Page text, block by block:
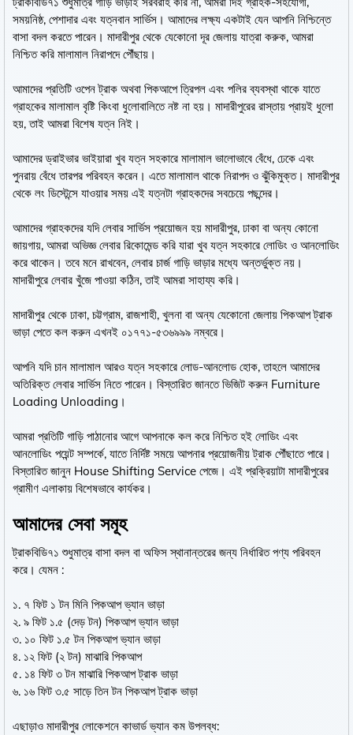
সময়নিষ্ঠ, পেশাদার এবং যত্নবান সার্ভিস। আমাদের লক্ষ্য একটাই যেন আপনি নিশ্চিন্তে
বাসা বদল করতে পারেন। মাদারীপুর থেকে যেকোনো দূর জেলায় যাত্রা করুক, আমরা
নিশ্চিত করি মালামাল নিরাপদে পৌঁছায়।
আমাদের প্রতিটি ওপেন ট্রাক অথবা পিকআপে ত্রিপল এবং পলির ব্যবস্থা থাকে যাতে
গ্রাহকের মালামাল বৃষ্টি কিংবা ধুলোবালিতে নষ্ট না হয়। মাদারীপুরের রাস্তায় প্রায়ই ধুলো
হয়, তাই আমরা বিশেষ যত্ন নিই।
আমাদের ড্রাইভার ভাইয়ারা খুব যত্ন সহকারে মালামাল ভালোভাবে বেঁধে, ঢেকে এবং
পুনরায় বেঁধে তারপর পরিবহন করেন। এতে মালামাল থাকে নিরাপদ ও ঝুঁকিমুক্ত। মাদারীপুর
থেকে লং ডিস্টেন্সে যাওয়ার সময় এই যত্নটা গ্রাহকদের সবচেয়ে পছন্দের।
আমাদের গ্রাহকদের যদি লেবার সার্ভিস প্রয়োজন হয় মাদারীপুর, ঢাকা বা অন্য কোনো
জায়গায়, আমরা অভিজ্ঞ লেবার রিকোমেন্ড করি যারা খুব যত্ন সহকারে লোডিং ও আনলোডিং
করে থাকেন। তবে মনে রাখবেন, লেবার চার্জ গাড়ি ভাড়ার মধ্যে অন্তর্ভুক্ত নয়।
মাদারীপুরে লেবার খুঁজে পাওয়া কঠিন, তাই আমরা সাহায্য করি।
মাদারীপুর থেকে ঢাকা, চট্টগ্রাম, রাজশাহী, খুলনা বা অন্য যেকোনো জেলায় পিকআপ ট্রাক
ভাড়া পেতে কল করুন এখনই ০১৭৭১-৫৩৬৯৯৯ নম্বরে।
আপনি যদি চান মালামাল আরও যত্ন সহকারে লোড-আনলোড হোক, তাহলে আমাদের
অতিরিক্ত লেবার সার্ভিস নিতে পারেন। বিস্তারিত জানতে ভিজিট করুন Furniture
Loading Unloading।
আমরা প্রতিটি গাড়ি পাঠানোর আগে আপনাকে কল করে নিশ্চিত হই লোডিং এবং
আনলোডিং পয়েন্ট সম্পর্কে, যাতে নির্দিষ্ট সময়ে আপনার প্রয়োজনীয় ট্রাক পৌঁছাতে পারে।
বিস্তারিত জানুন House Shifting Service পেজে। এই প্রক্রিয়াটা মাদারীপুরের
গ্রামীণ এলাকায় বিশেষভাবে কার্যকর।
আমাদের সেবা সমূহ
ট্রাকবিডি৭১ শুধুমাত্র বাসা বদল বা অফিস স্থানান্তরের জন্য নির্ধারিত পণ্য পরিবহন
করে। যেমন :
১. ৭ ফিট ১ টন মিনি পিকআপ ভ্যান ভাড়া
২. ৯ ফিট ১.৫ (দেড় টন) পিকআপ ভ্যান ভাড়া
৩. ১০ ফিট ১.৫ টন পিকআপ ভ্যান ভাড়া
৪. ১২ ফিট (২ টন) মাঝারি পিকআপ
৫. ১৪ ফিট ৩ টন মাঝারি পিকআপ ট্রাক ভাড়া
৬. ১৬ ফিট ৩.৫ সাড়ে তিন টন পিকআপ ট্রাক ভাড়া
এছাড়াও মাদারীপুর লোকেশনে কাভার্ড ভ্যান কম উপলব্ধ: